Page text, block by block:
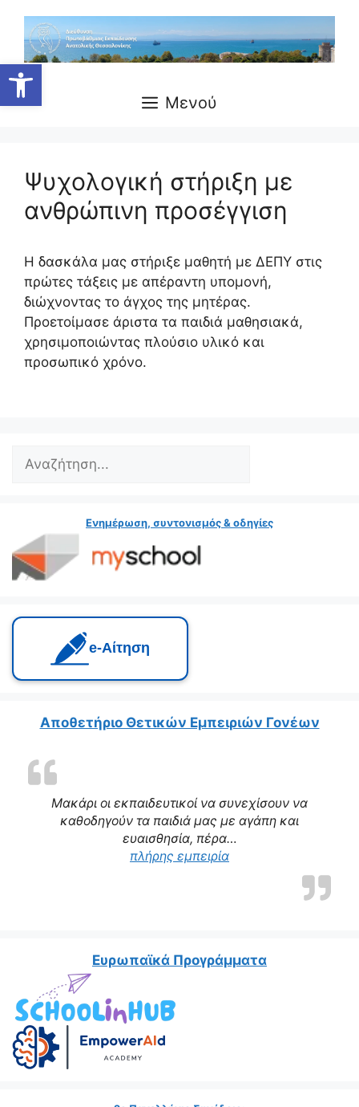
Ανοίξτε τη γραμμή εργαλείων
περιεχόμενο
Μενού
Ψυχολογική στήριξη με
ανθρώπινη προσέγγιση
Η δασκάλα μας στήριξε μαθητή με ΔΕΠΥ στις
πρώτες τάξεις με απέραντη υπομονή,
διώχνοντας το άγχος της μητέρας.
Προετοίμασε άριστα τα παιδιά μαθησιακά,
χρησιμοποιώντας πλούσιο υλικό και
προσωπικό χρόνο.
Ενημέρωση, συντονισμός & οδηγίες
e‑Αίτηση
Μακάρι οι εκπαιδευτικοί να συνεχίσουν να
καθοδηγούν τα παιδιά μας με αγάπη και
ευαισθησία, πέρα…
πλήρης εμπειρία“Η δασκάλα μας
Αποθετήριο Θετικών Εμπειριών Γονέων
Ευρωπαϊκά Προγράμματα